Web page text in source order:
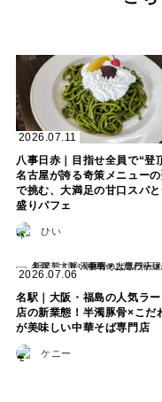
2026.07.11
八事日赤｜目指せ全員で“登
名古屋が誇る奇策メニュー
で挑む、大満足の甘口スパと
盛りパフェ
ひい
2026.07.06
名駅｜大阪・福島の人気ラ
店の新業態！半濁豚骨×こだ
が美味しい中華そば専門店
ケニー